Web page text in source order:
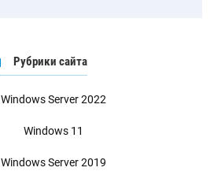
Рубрики сайта
Windows Server 2022
Windows 11
Windows Server 2019